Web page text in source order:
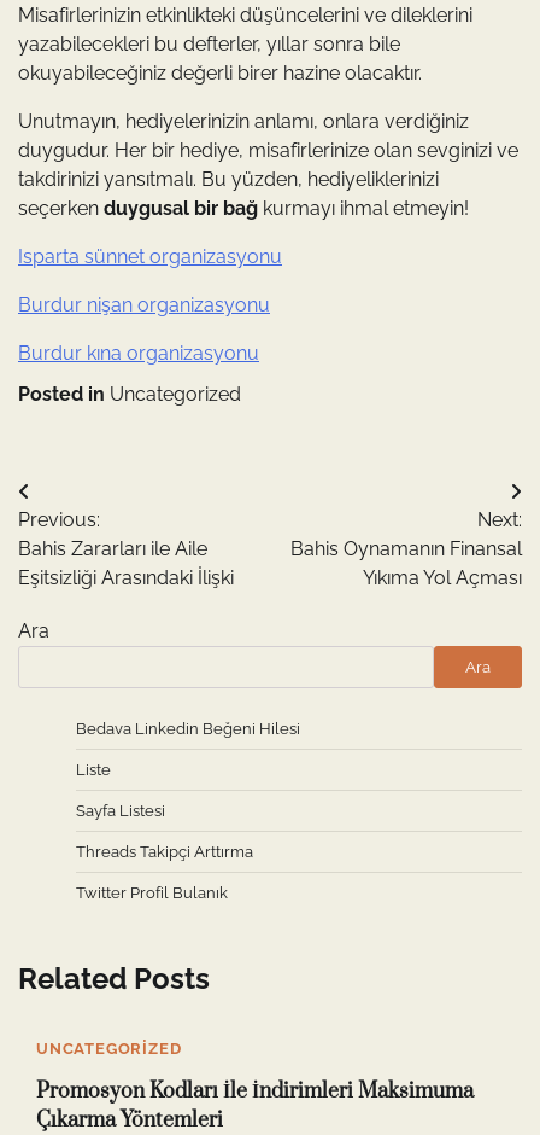
Misafirlerinizin etkinlikteki düşüncelerini ve dileklerini
yazabilecekleri bu defterler, yıllar sonra bile
okuyabileceğiniz değerli birer hazine olacaktır.
Unutmayın, hediyelerinizin anlamı, onlara verdiğiniz
duygudur. Her bir hediye, misafirlerinize olan sevginizi ve
takdirinizi yansıtmalı. Bu yüzden, hediyeliklerinizi
seçerken duygusal bir bağ kurmayı ihmal etmeyin!
Isparta sünnet organizasyonu
Burdur nişan organizasyonu
Burdur kına organizasyonu
Posted in Uncategorized
Yazı
gezinmesi
Previous:
Bahis Zararları ile Aile
Eşitsizliği Arasındaki İlişki
Next:
Bahis Oynamanın Finansal
Yıkıma Yol Açması
Ara
Ara
Bedava Linkedin Beğeni Hilesi
Liste
Sayfa Listesi
Threads Takipçi Arttırma
Twitter Profil Bulanık
Related Posts
UNCATEGORIZED
Promosyon Kodları İle İndirimleri Maksimuma
Çıkarma Yöntemleri